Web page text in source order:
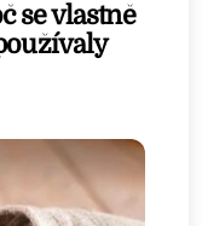
se vlastně